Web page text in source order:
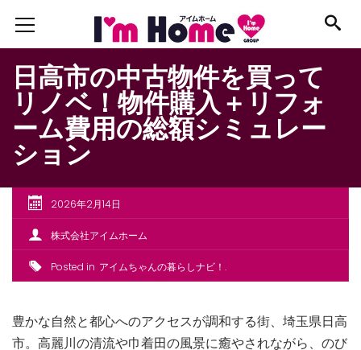
日高市の中古物件を買って
リノベ！物件購入＋リフォ
ーム費用の総額シミュレー
ション
2026年2月14日
株式会社アイムホーム
Posted in アイムちゃんの暮らしナビ！
豊かな自然と都心へのアクセスが調和する街、埼玉県日高
市。高麗川の清流や巾着田の風景に癒やされながら、のび